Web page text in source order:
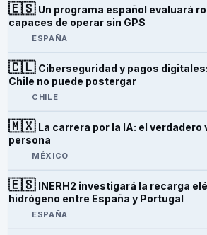
🇪🇸 Un programa español evaluará
capaces de operar sin GPS
ESPAÑA
🇨🇱 Ciberseguridad y pagos
Chile no puede postergar
CHILE
🇲🇽 La carrera por la IA: el verdadero
persona
MÉXICO
🇪🇸 INERH2 investigará la recarga
hidrógeno entre España y Portugal
ESPAÑA